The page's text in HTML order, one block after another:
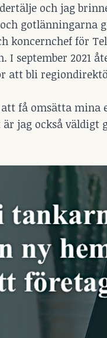
och jag
gotlänningarna
koncernchef för
september 2021
bli
få omsätta mina
jag också väldigt